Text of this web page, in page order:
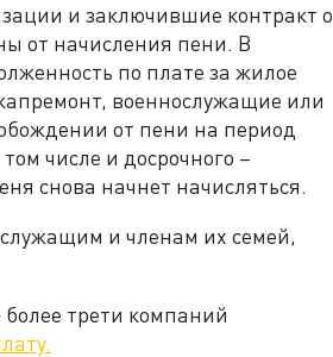
и заключившие контракт о
от начисления пени. В
по плате за жилое
военнослужащие или
от пени на период
числе и досрочного –
снова начнет начисляться.
и членам их семей,
трети компаний